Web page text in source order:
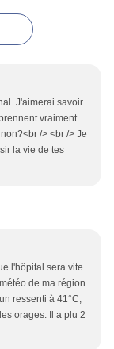
J'aimerai savoir
vraiment
/> <br /> Je
la vie de tes
l'hôpital sera vite
de ma région
ressenti à 41°C,
orages. Il a plu 2